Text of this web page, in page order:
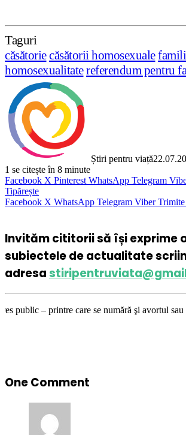
Taguri
căsătoriecăsătorii homosexuale
homosexualitatereferendum pentru
Știri pentru viață
1 se citește în 8 minute
Facebook X Pinterest WhatsApp Telegram
Tipărește
Facebook X WhatsApp Telegram Viber
Invităm cititorii să își exprime
subiectele de actualitate
adresa
se numără şi avortul sau atracţia
One Comment